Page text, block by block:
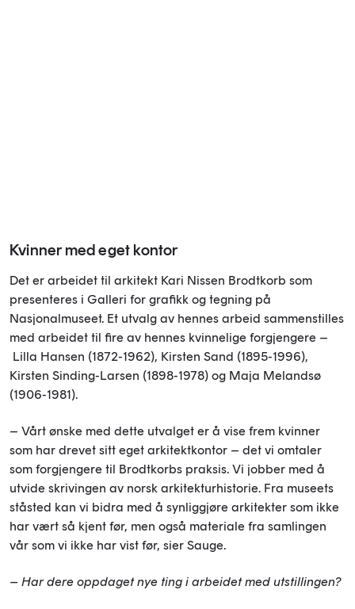
Kvinner med eget kontor
Det er arbeidet til arkitekt Kari Nissen Brodtkorb som
presenteres i Galleri for grafikk og tegning på
Nasjonalmuseet. Et utvalg av hennes arbeid sammenstilles
med arbeidet til fire av hennes kvinnelige forgjengere –
Lilla Hansen (1872-1962), Kirsten Sand (1895-1996),
Kirsten Sinding-Larsen (1898-1978) og Maja Melandsø
(1906-1981).
– Vårt ønske med dette utvalget er å vise frem kvinner
som har drevet sitt eget arkitektkontor – det vi omtaler
som forgjengere til Brodtkorbs praksis. Vi jobber med å
utvide skrivingen av norsk arkitekturhistorie. Fra museets
ståsted kan vi bidra med å synliggjøre arkitekter som ikke
har vært så kjent før, men også materiale fra samlingen
vår som vi ikke har vist før, sier Sauge.
– Har dere oppdaget nye ting i arbeidet med utstillingen?